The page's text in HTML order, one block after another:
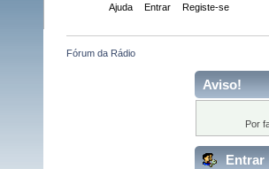
Ajuda Entrar Registe-se
Fórum da Rádio
Aviso!
Por
Entrar